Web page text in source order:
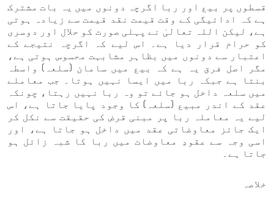
قسطوں پر بیع اور ربا اگرچہ دونوں میں یہ بات مشترک
ہے کہ ادائیگی کے وقت قیمت نقد قیمت سے زیادہ ہوتی
ہے، لیکن اللہ تعالیٰ نے پہلی صورت کو حلال اور دوسری
کو حرام قرار دیا ہے۔ اس لیے کہ اگرچہ نتیجے کے
اعتبار سے دونوں میں بظاہر مشابہت محسوس ہوتی ہے،
مگر اصل فرق یہ ہے کہ بیع میں سامان (سلعہ) واسطہ
بنتا ہے جبکہ ربا میں ایسا نہیں ہوتا۔ جب معاملے
میں سلعہ داخل ہو جائے تو وہ ربا نہیں رہتا، چونکہ
عقد کے اندر مبیع (سلعہ) کا وجود پایا جاتا ہے، اس
لیے یہ معاملہ ربا پر مبنی قرض کی حقیقت سے نکل کر
ایک جائز معاوضاتی عقد میں داخل ہو جاتا ہے، اور
اسی وجہ سے عقودِ معاوضات میں ربا کا شبہ زائل ہو
جاتا ہے۔
خلاصہ